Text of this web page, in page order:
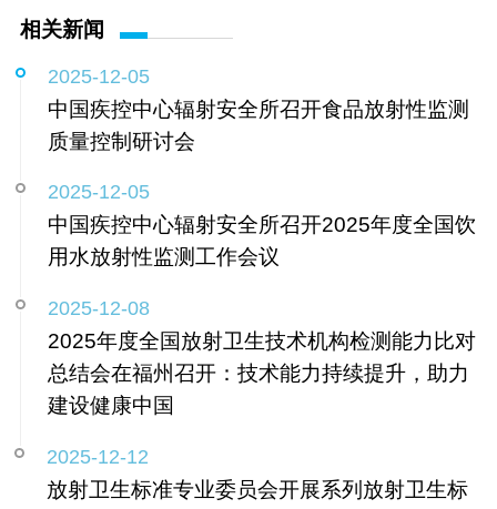
相关新闻
2025-12-05
中国疾控中心辐射安全所召开食品放射性监测
质量控制研讨会
2025-12-05
中国疾控中心辐射安全所召开2025年度全国饮
用水放射性监测工作会议
2025-12-08
2025年度全国放射卫生技术机构检测能力比对
总结会在福州召开：技术能力持续提升，助力
建设健康中国
2025-12-12
放射卫生标准专业委员会开展系列放射卫生标